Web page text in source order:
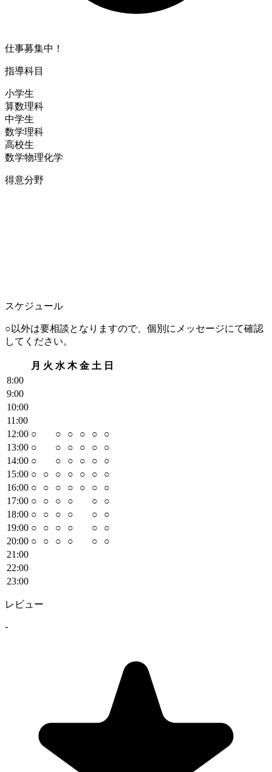
仕事募集中！
指導科目
小学生
算数理科
中学生
数学理科
高校生
数学物理化学
得意分野
スケジュール
○以外は要相談となりますので、個別にメッセージにて確認
してください。
月 火 水 木 金 土 日
8:00
9:00
10:00
11 :00
12:00 ○ ○ ○ ○ ○
○
13:00 ○ ○ ○ ○ ○
○
14:00 ○ ○ ○ ○ ○
○
15:00 ○ ○ ○ ○ ○ ○
○
16:00 ○ ○ ○ ○ ○ ○
○
17:00 ○ ○ ○ ○ ○
○
18:00 ○ ○ ○ ○ ○
○
19:00 ○ ○ ○ ○ ○
○
20:00 ○ ○ ○ ○ ○
○
21 :00
22:00
23:00
レビュー
-